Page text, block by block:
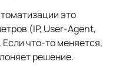
это
(IP, User-Agent,
что-то меняется,
решение.